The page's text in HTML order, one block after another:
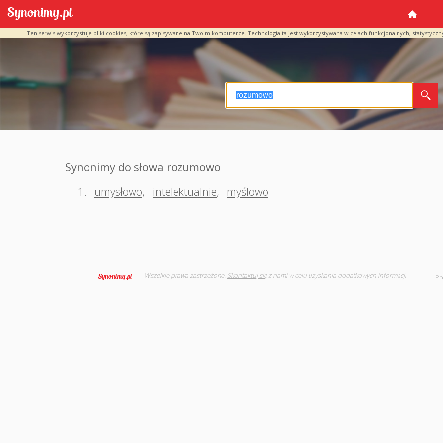
Ten serwis wykorzystuje pliki cookies, które są zapisywane na Twoim komputerze. Technologia ta jest wykorzystywana w celach funkcjonalnych,
Synonimy do słowa rozumowo
1.
umysłowo, intelektualnie, myślowo
Wszelkie prawa zastrzeżone. Skontaktuj sięz nami w celu uzyskania dodatkowych informacji